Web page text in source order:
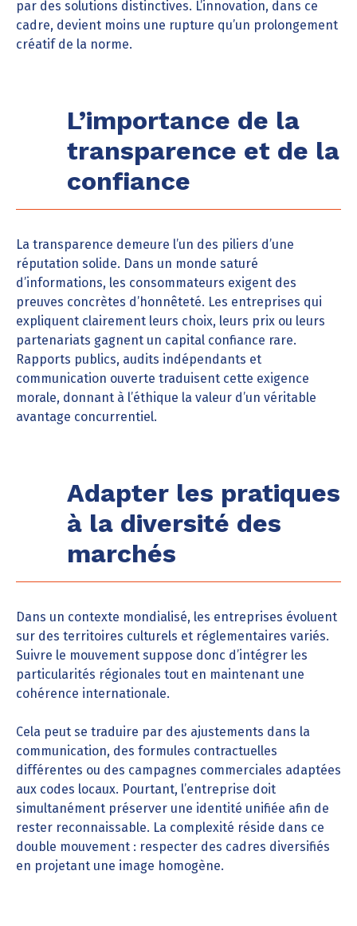
par des solutions distinctives. L’innovation, dans ce
cadre, devient moins une rupture qu’un prolongement
créatif de la norme.
L’importance de la
transparence et de la
confiance
La transparence demeure l’un des piliers d’une
réputation solide. Dans un monde saturé
d’informations, les consommateurs exigent des
preuves concrètes d’honnêteté. Les entreprises qui
expliquent clairement leurs choix, leurs prix ou leurs
partenariats gagnent un capital confiance rare.
Rapports publics, audits indépendants et
communication ouverte traduisent cette exigence
morale, donnant à l’éthique la valeur d’un véritable
avantage concurrentiel.
Adapter les pratiques
à la diversité des
marchés
Dans un contexte mondialisé, les entreprises évoluent
sur des territoires culturels et réglementaires variés.
Suivre le mouvement suppose donc d’intégrer les
particularités régionales tout en maintenant une
cohérence internationale.
Cela peut se traduire par des ajustements dans la
communication, des formules contractuelles
différentes ou des campagnes commerciales adaptées
aux codes locaux. Pourtant, l’entreprise doit
simultanément préserver une identité unifiée afin de
rester reconnaissable. La complexité réside dans ce
double mouvement : respecter des cadres diversifiés
en projetant une image homogène.